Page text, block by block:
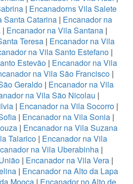
| Encanadorns Vila Salete
Santa Catarina| Encanador na
| Encanador na Vila Santana |
Teresa | Encanador na Vila
na Vila Santo Estefano |
Estevão | Encanador na Vila
na Vila São Francisco |
Geraldo | Encanador na Vila
na Vila São Nicolau |
| Encanador na Vila Socorro |
| Encanador na Vila Sonia|
| Encanador na Vila Suzana
Talarico | Encanador na Vila
na Vila Uberabinha|
| Encanador na Vila Vera |
| Encanador na Alto da Lapa
Mooca | Encanador no Alto de